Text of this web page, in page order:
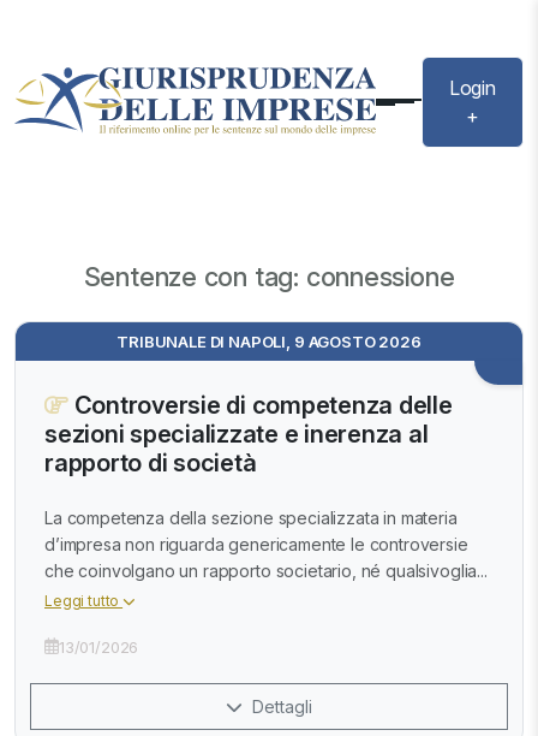
Login
+
Sentenze con tag: connessione
TRIBUNALE DI NAPOLI, 9 AGOSTO 2026
Controversie di competenza delle
sezioni specializzate e inerenza al
rapporto di società
La competenza della sezione specializzata in materia
d’impresa non riguarda genericamente le controversie
che coinvolgano un rapporto societario, né qualsivoglia...
Leggi tutto
13/01/2026
Dettagli